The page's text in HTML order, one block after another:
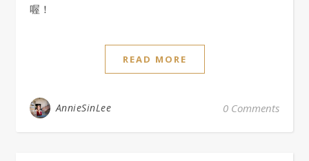
喔！
READ MORE
AnnieSinLee 0 Comments